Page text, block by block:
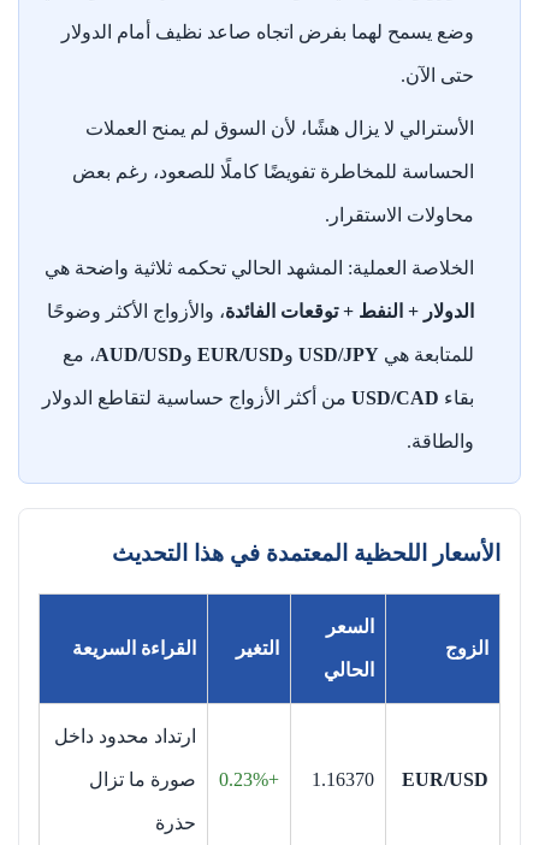
وضع يسمح لهما بفرض اتجاه صاعد نظيف أمام الدولار
حتى الآن.
الأسترالي لا يزال هشًا، لأن السوق لم يمنح العملات
الحساسة للمخاطرة تفويضًا كاملًا للصعود، رغم بعض
محاولات الاستقرار.
الخلاصة العملية: المشهد الحالي تحكمه ثلاثية واضحة هي
الدولار + النفط + توقعات الفائدة، والأزواج الأكثر وضوحًا
للمتابعة هي USD/JPY وEUR/USD وAUD/USD، مع
بقاء USD/CAD من أكثر الأزواج حساسية لتقاطع الدولار
والطاقة.
الأسعار اللحظية المعتمدة في هذا التحديث
الزوج
السعر
الحالي
التغير القراءة السريعة
EUR/USD
1.16370
+0.23%
ارتداد محدود داخل
صورة ما تزال
حذرة